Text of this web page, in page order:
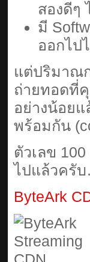
สองดีๆ
มี
ออกไป
แต่ปริมาณ
ถ่ายทอดที่
อย่างน้อยแ
พร้อมกัน
ตัวเลข
ไปแล้วครั
ByteArk